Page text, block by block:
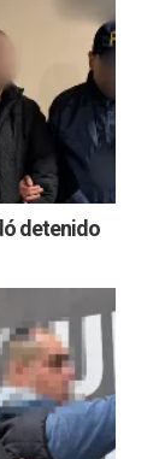
detenido